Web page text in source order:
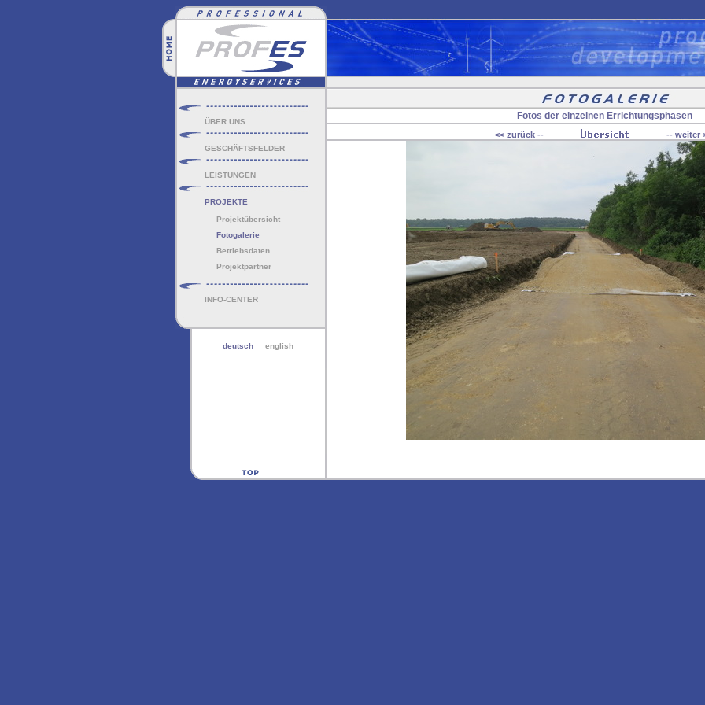
ÜBER UNS
GESCHÄFTSFELDER
LEISTUNGEN
PROJEKTE
Projektübersicht
Fotogalerie
Betriebsdaten
Projektpartner
INFO-CENTER
deutsch english
Fotos der einzelnen Errichtungsphasen
<< zurück -- -- weiter